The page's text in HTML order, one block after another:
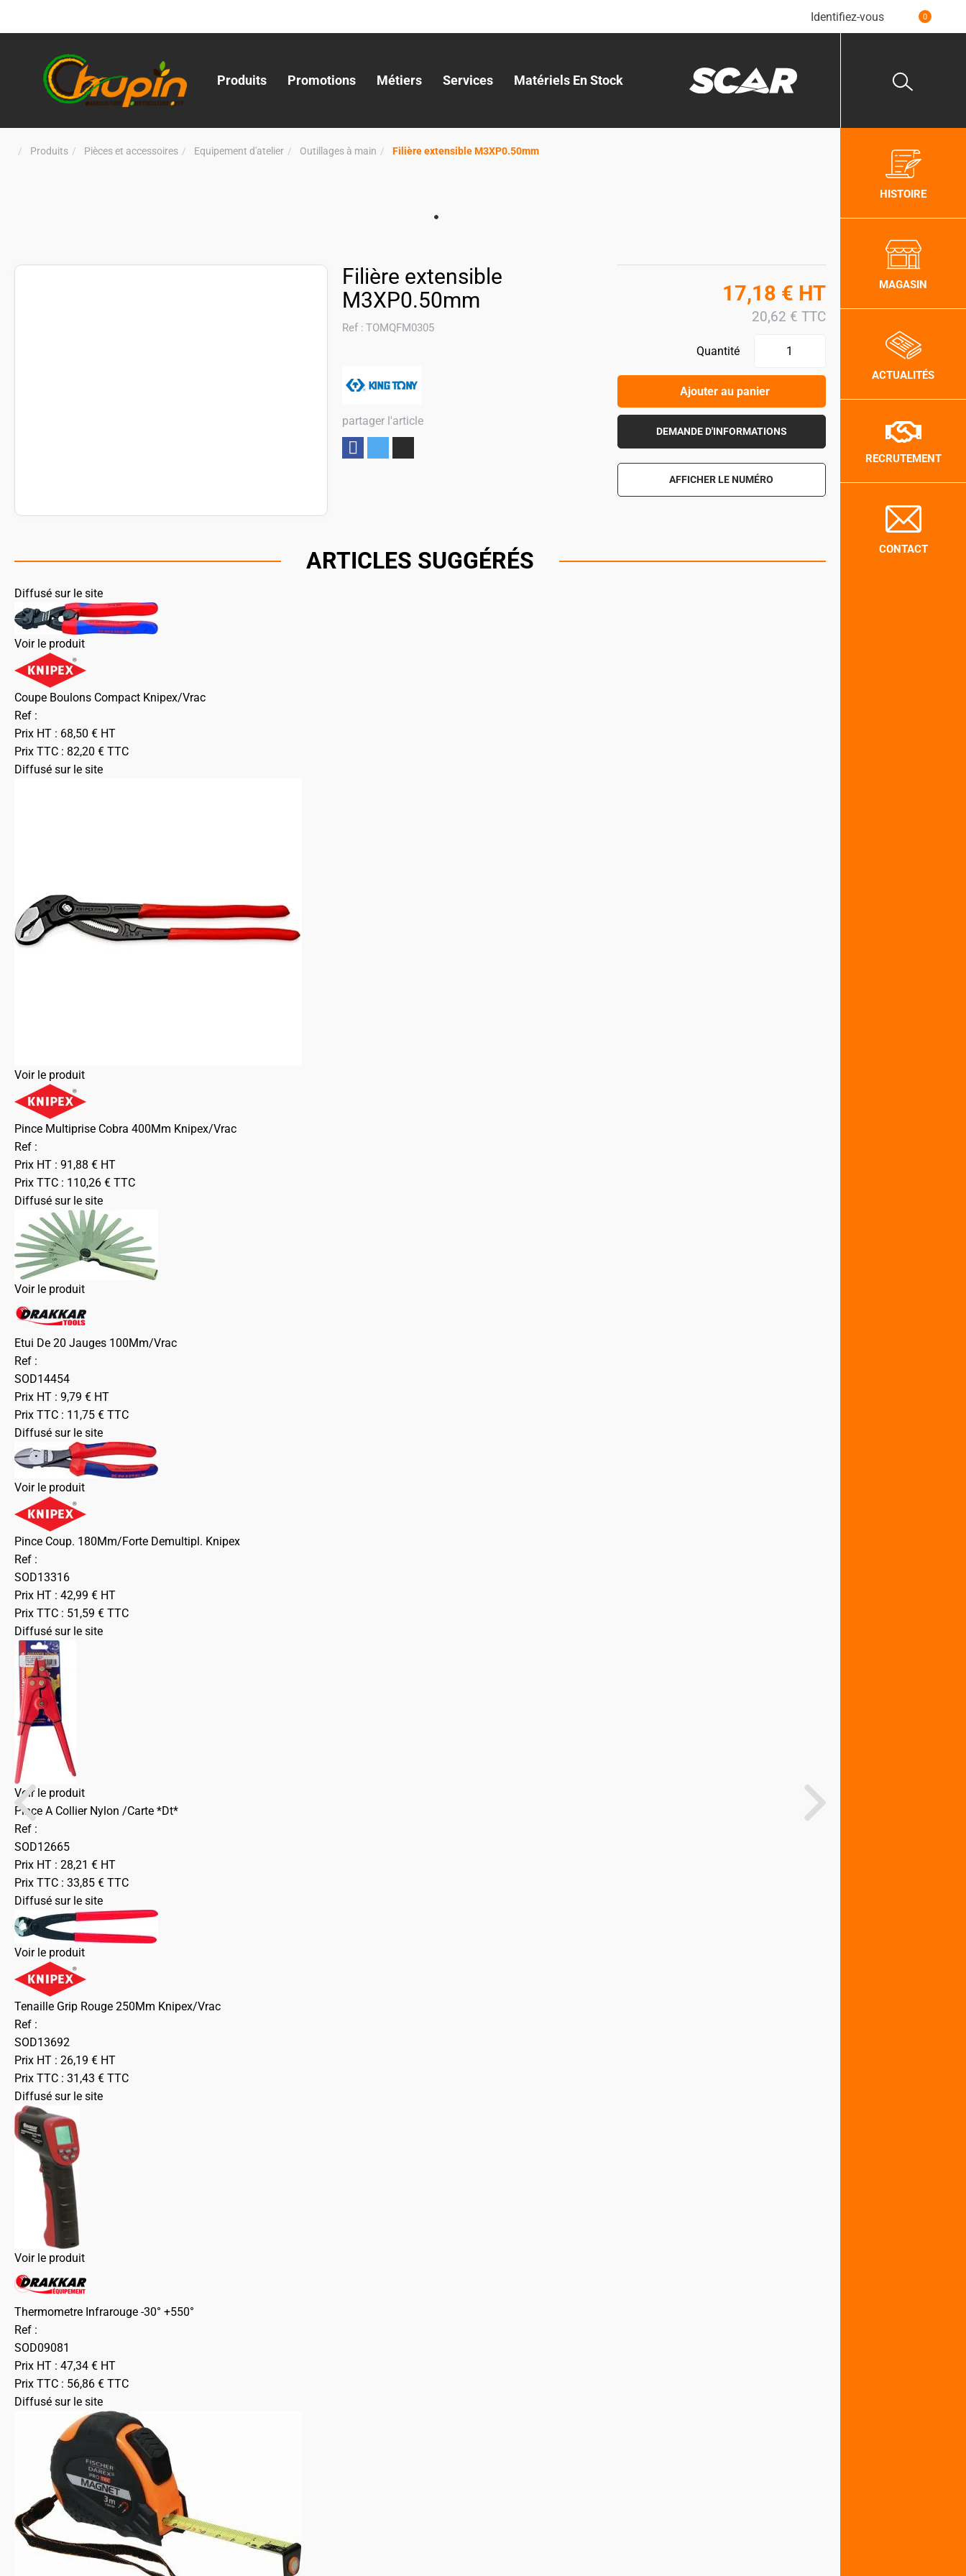
Identifiez-vous 0
Produits Promotions Métiers Services Matériels En Stock
Produits Pièces et accessoires Equipement d'atelier Outillages à main Filière extensible M3XP0.50mm
Filière extensible
M3XP0.50mm
Ref : TOMQFM0305
partager l'article
17,18 € HT
20,62 € TTC
Quantité
Ajouter au panier
DEMANDE D'INFORMATIONS
AFFICHER LE NUMÉRO
ARTICLES SUGGÉRÉS
Diffusé sur le site
Voir le produit
Coupe Boulons Compact Knipex/Vrac
Ref :
Prix HT : 68,50 € HT
Prix TTC : 82,20 € TTC
Diffusé sur le site
Voir le produit
Pince Multiprise Cobra 400Mm Knipex/Vrac
Ref :
Prix HT : 91,88 € HT
Prix TTC : 110,26 € TTC
Diffusé sur le site
Voir le produit
Etui De 20 Jauges 100Mm/Vrac
Ref :
SOD14454
Prix HT : 9,79 € HT
Prix TTC : 11,75 € TTC
Diffusé sur le site
Voir le produit
Pince Coup. 180Mm/Forte Demultipl. Knipex
Ref :
SOD13316
Prix HT : 42,99 € HT
Prix TTC : 51,59 € TTC
Diffusé sur le site
Voir le produit
Pince A Collier Nylon /Carte *Dt*
Ref :
SOD12665
Prix HT : 28,21 € HT
Prix TTC : 33,85 € TTC
Diffusé sur le site
Voir le produit
Tenaille Grip Rouge 250Mm Knipex/Vrac
Ref :
SOD13692
Prix HT : 26,19 € HT
Prix TTC : 31,43 € TTC
Diffusé sur le site
Voir le produit
Thermometre Infrarouge -30° +550°
Ref :
SOD09081
Prix HT : 47,34 € HT
Prix TTC : 56,86 € TTC
Diffusé sur le site
HISTOIRE
MAGASIN
ACTUALITÉS
RECRUTEMENT
CONTACT